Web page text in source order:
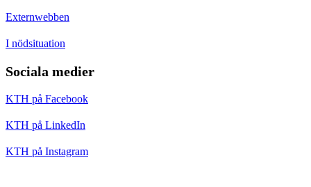
Externwebben
I nödsituation
Sociala medier
KTH på Facebook
KTH på LinkedIn
KTH på Instagram